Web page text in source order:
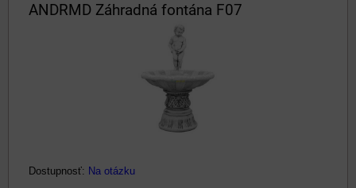
ANDRMD Záhradná fontána F07
Dostupnosť: Na otázku